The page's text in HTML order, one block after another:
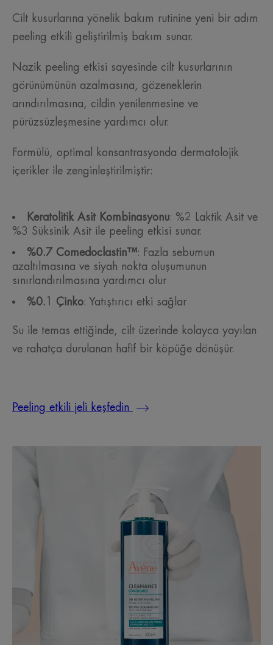
Cilt kusurlarına yönelik bakım rutinine yeni bir adım
peeling etkili geliştirilmiş bakım sunar.
Nazik peeling etkisi sayesinde cilt kusurlarının
görünümünün azalmasına, gözeneklerin
arındırılmasına, cildin yenilenmesine ve
pürüzsüzleşmesine yardımcı olur.
Formülü, optimal konsantrasyonda dermatolojik
içerikler ile zenginleştirilmiştir:
Keratolitik Asit Kombinasyonu: %2 Laktik Asit ve
%3 Süksinik Asit ile peeling etkisi sunar.
%0.7 Comedoclastin™: Fazla sebumun
azaltılmasına ve siyah nokta oluşumunun
sınırlandırılmasına yardımcı olur
%0.1 Çinko: Yatıştırıcı etki sağlar
Su ile temas ettiğinde, cilt üzerinde kolayca yayılan
ve rahatça durulanan hafif bir köpüğe dönüşür.
Peeling etkili jeli keşfedin